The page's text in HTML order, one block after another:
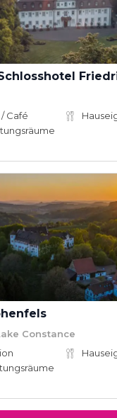
Café
Constance